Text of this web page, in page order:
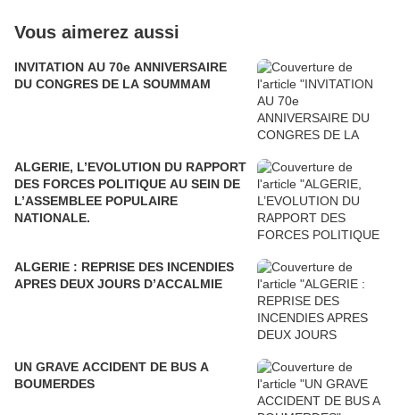
Vous aimerez aussi
INVITATION AU 70e ANNIVERSAIRE
DU CONGRES DE LA SOUMMAM
ALGERIE, L’EVOLUTION DU RAPPORT
DES FORCES POLITIQUE AU SEIN DE
L’ASSEMBLEE POPULAIRE
NATIONALE.
ALGERIE : REPRISE DES INCENDIES
APRES DEUX JOURS D’ACCALMIE
UN GRAVE ACCIDENT DE BUS A
BOUMERDES